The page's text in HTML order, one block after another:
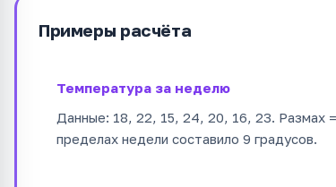
Примеры расчёта
Температура за неделю
Данные: 18, 22, 15, 24, 20, 16, 23. Размах
пределах недели составило 9 градусов.